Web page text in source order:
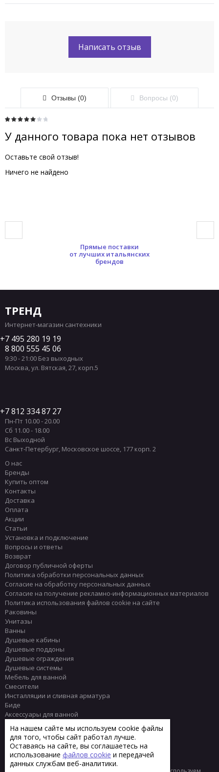
Написать отзыв
Отзывы (0) Вопросы (0)
У данного товара пока нет отзывов
Оставьте свой отзыв!
Ничего не найдено
Прямые поставки
от лучших итальянских
брендов
ТРЕНД
Интернет-магазин сантехники
7 495 280 19 19
8 800 555 45 06
9:30 - 21:00 Без выходных
Москва ул. Вятская, 27, корп.5
7 812 334 87 27
Пн-Пт 10.00 - 20.00
Сб 11.00 - 18.00
Вс Выходной
Санкт-Петербург Московское шоссе, 177 корп. 2
О нас
Бренды
Купить оптом
Контакты
Доставка
Оплата
Акции
Статьи
Установка и подключение
Вопросы и ответы
Возврат
Договор публичной оферты
Политика обработки персональных данных
Согласие на обработку персональных данных
Согласие на получение рекламно-информационных материалов
Политика использования файлов cookie на сайте
Раковины
Унитазы
Ванны
Душевые кабины
Душевые поддоны
Душевые ограждения
Душевые системы
Мебель для ванной
Смесители
Инсталляции и сливная арматура
Биде
Аксессуары для ванной
Полотенцесушители
Комплектующие
Плитка
На нашем сайте мы используем cookie файлы
для того, чтобы сайт работал лучше.
Оставаясь на сайте, вы соглашаетесь на
использование файлов cookie и передачей
данных службам веб-аналитики.